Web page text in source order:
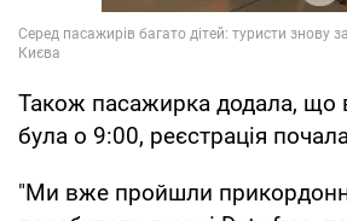
Також пасажирка додала, що
була о 9:00, реєстрація
"Ми вже пройшли